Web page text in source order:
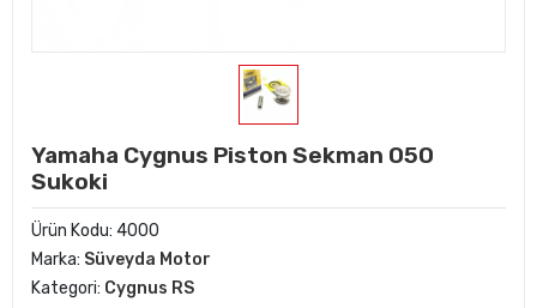
Yamaha Cygnus Piston Sekman 050
Sukoki
Ürün Kodu: 4000
Marka: Süveyda Motor
Kategori: Cygnus RS